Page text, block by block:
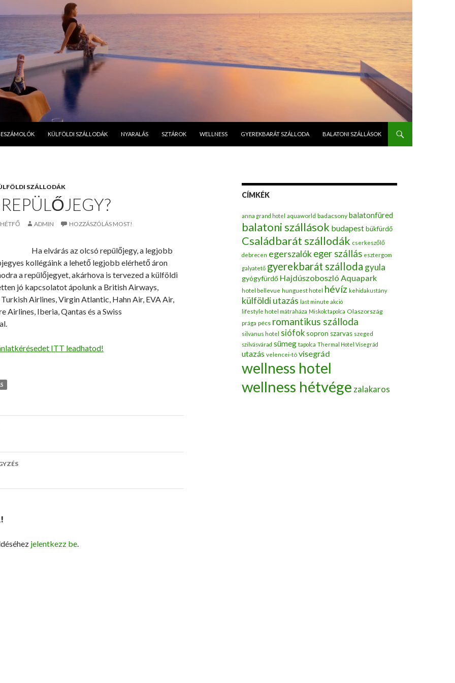
KÜLFÖLDI SZÁLLODÁK NYARALÁS SZTÁROK WELLNESS GYEREKBARÁT SZÁLLODA BALATONI SZÁLLÁSOK
SZÁLLODÁK
ADMIN HOZZÁSZÓLÁS MOST!
Ha elvárás az olcsó repülőjegy, a legjobb
kollégáink a lehető legjobb elérhető áron
a repülőjegyet, akárhova is tervezed a külföldi
jó kapcsolatot ápolunk a British Airways,
Airlines, Virgin Atlantic, Hahn Air, EVA Air,
Airlines, Iberia, Qantas és a Swiss
ITT leadhatod!
jelentkezz be.
CÍMKÉK
anna grand hotel aquaworld badacsony balatonfüred
balatoni szállások budapestbükfürdő
Családbarát szállodák cserkeszőlő
debrecen egerszalókeger szállás esztergom
galyatető gyerekbarát szálloda gyula
gyógyfürdő Hajdúszoboszló Aquapark
hotel bellevue hunguest hotel hévíz kehidakustány
külföldi utazás last minute akció
lifestyle hotel mátraháza Miskolctapolca Olaszország
prága pécs romantikus szálloda
silvanus hotel siófok sopron szarvas szeged
szilvásvárad sümeg tapolca Thermal Hotel Visegrád
utazás velencei-tó visegrád
wellness hotel
wellness hétvége zalakaros